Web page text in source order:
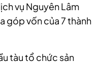
vụ Nguyên Lâm
góp vốn của 7 thành
tàu tổ chức sản